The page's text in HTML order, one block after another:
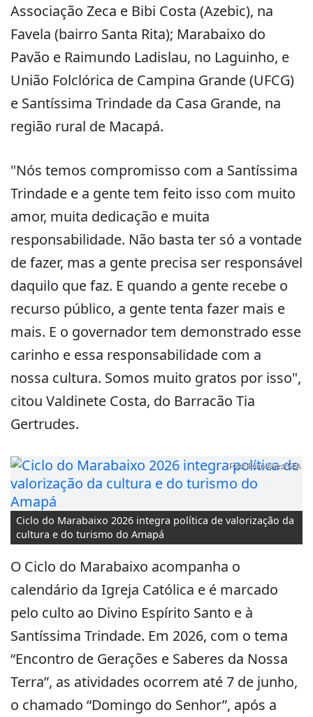
Associação Zeca e Bibi Costa (Azebic), na
Favela (bairro Santa Rita); Marabaixo do
Pavão e Raimundo Ladislau, no Laguinho, e
União Folclórica de Campina Grande (UFCG)
e Santíssima Trindade da Casa Grande, na
região rural de Macapá.
"Nós temos compromisso com a Santíssima
Trindade e a gente tem feito isso com muito
amor, muita dedicação e muita
responsabilidade. Não basta ter só a vontade
de fazer, mas a gente precisa ser responsável
daquilo que faz. E quando a gente recebe o
recurso público, a gente tenta fazer mais e
mais. E o governador tem demonstrado esse
carinho e essa responsabilidade com a
nossa cultura. Somos muito gratos por isso",
citou Valdinete Costa, do Barracão Tia
Gertrudes.
Ciclo do Marabaixo 2026 integra política de valorização da
cultura e do turismo do Amapá
Foto: Ruan Alves/GEA
O Ciclo do Marabaixo acompanha o
calendário da Igreja Católica e é marcado
pelo culto ao Divino Espírito Santo e à
Santíssima Trindade. Em 2026, com o tema
“Encontro de Gerações e Saberes da Nossa
Terra”, as atividades ocorrem até 7 de junho,
o chamado “Domingo do Senhor”, após a